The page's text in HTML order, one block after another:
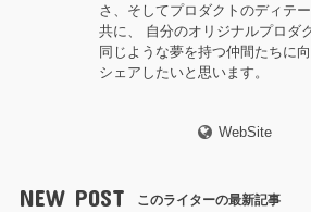
さ、そしてプロダクトのディテ
共に、 自分のオリジナルプロダ
同じような夢を持つ仲間たちに
シェアしたいと思います。
WebSite
NEW POST このライターの最新記事